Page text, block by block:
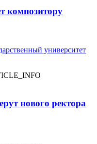
композитору
университет
нового ректора